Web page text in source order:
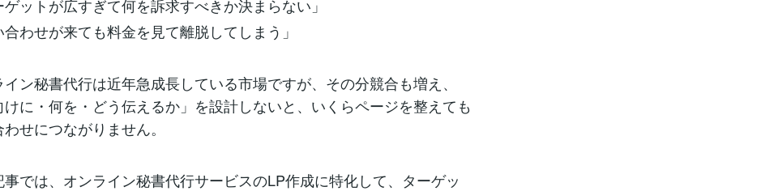
ゲットが広すぎて何を訴求すべきか決まらない」
合わせが来ても料金を見て離脱してしまう」
イン秘書代行は近年急成長している市場ですが、その分競合も増え、
けに・何を・どう伝えるか」を設計しないと、いくらページを整えても
せにつながりません。
事では、オンライン秘書代行サービスのLP作成に特化して、ターゲッ